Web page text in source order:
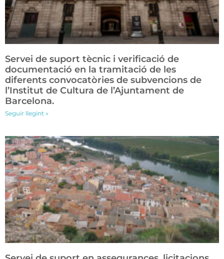
Servei de suport tècnic i verificació de
documentació en la tramitació de les
diferents convocatòries de subvencions de
l’Institut de Cultura de l’Ajuntament de
Barcelona.
Seguir llegint »